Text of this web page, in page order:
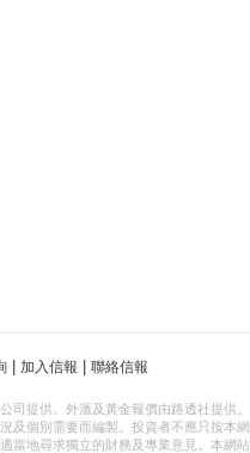
加入信報 聯絡信報
司提供。外滙及黃金報價由路透社提供。
及個別需要而編製。投資者不應只按本
當地尋求獨立的財務及專業意見。本網